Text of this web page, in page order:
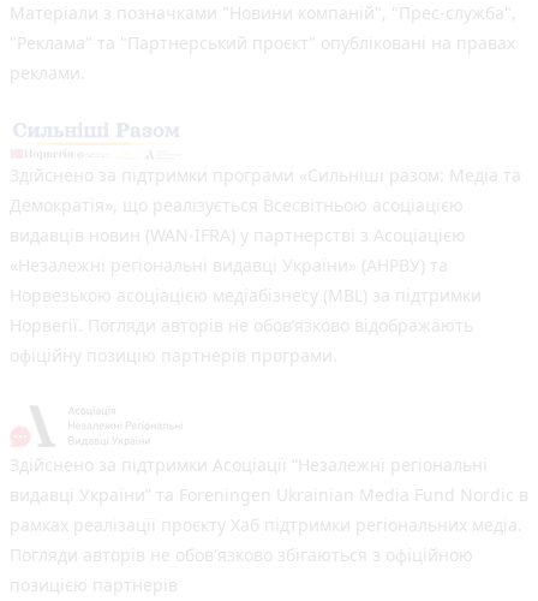
Матеріали з позначками "Новини компаній", "Прес-служба",
"Реклама" та "Партнерський проєкт" опубліковані на правах
реклами.
Здійснено за підтримки програми «Сильніші разом: Медіа та
Демократія», що реалізується Всесвітньою асоціацією
видавців новин (WAN-IFRA) у партнерстві з Асоціацією
«Незалежні регіональні видавці України» (АНРВУ) та
Норвезькою асоціацією медіабізнесу (MBL) за підтримки
Норвегії. Погляди авторів не обов’язково відображають
офіційну позицію партнерів програми.
Здійснено за підтримки Асоціації “Незалежні регіональні
видавці України” та Foreningen Ukrainian Media Fund Nordic в
рамках реалізації проєкту Хаб підтримки регіональних медіа.
Погляди авторів не обов'язково збігаються з офіційною
позицією партнерів